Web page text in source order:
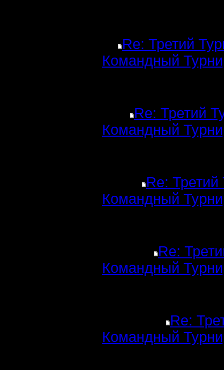
Re: Третий
Командный
Re: Третий
Командный
Re:
Командный
Re:
Командный
Re:
Командный